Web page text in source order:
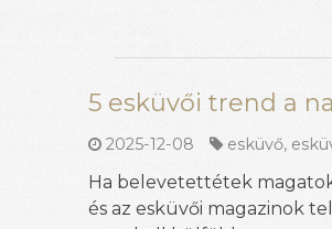
5 esküvői trend a
2025-12-08 esküvő,
Ha belevetettétek
és az esküvői magazinok